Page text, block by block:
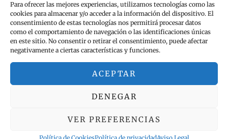
Para ofrecer las mejores experiencias, utilizamos tecnologías como las
cookies para almacenar y/o acceder a la información del dispositivo. El
consentimiento de estas tecnologías nos permitirá procesar datos
como el comportamiento de navegación o las identificaciones únicas
en este sitio. No consentir o retirar el consentimiento, puede afectar
negativamente a ciertas características y funciones.
ACEPTAR
DENEGAR
VER PREFERENCIAS
Características destacadas:
✔Alta Velocidad:Motor potente diseñado para una
circulación de aire superior. ✔Construcción Metálica:
Estructura de acero y aspas de aluminio de alta durabilidad. ✔
Diseño Compacto:
con pies de goma para reducir el ruido y vibraciones. ✔
económicos y resistentes.